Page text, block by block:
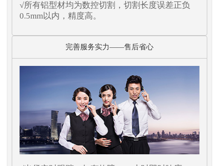
√所有铝型材均为数控切割，切割长度误差正负
0.5mm以内，精度高。
完善服务实力——售后省心